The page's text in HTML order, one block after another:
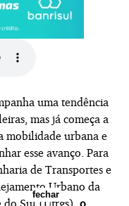
uma tendência
mas já começa a
mobilidade urbana e
esse avanço. Para
de Transportes e
Urbano da
Sul (Ufrgs), o
fechar